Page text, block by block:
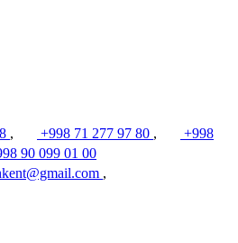
, +998 71 277 97 80 ,
+998
90 099 01 00
,